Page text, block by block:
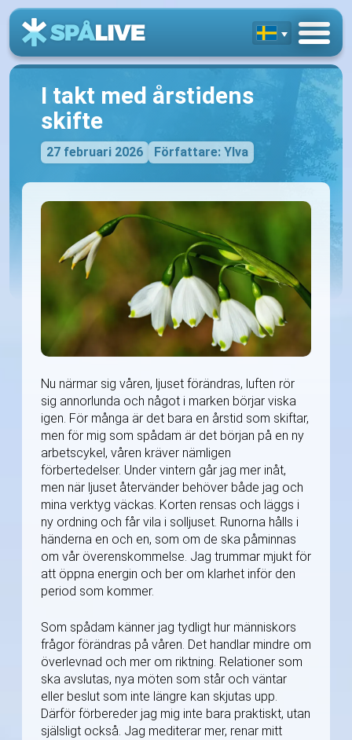
I takt med årstidens
skifte
27 februari 2026 Författare: Ylva
Nu närmar sig våren, ljuset förändras, luften rör
sig annorlunda och något i marken börjar viska
igen. För många är det bara en årstid som skiftar,
men för mig som spådam är det början på en ny
arbetscykel, våren kräver nämligen
förbertedelser. Under vintern går jag mer inåt,
men när ljuset återvänder behöver både jag och
mina verktyg väckas. Korten rensas och läggs i
ny ordning och får vila i solljuset. Runorna hålls i
händerna en och en, som om de ska påminnas
om vår överenskommelse. Jag trummar mjukt för
att öppna energin och ber om klarhet inför den
period som kommer.
Som spådam känner jag tydligt hur människors
frågor förändras på våren. Det handlar mindre om
överlevnad och mer om riktning. Relationer som
ska avslutas, nya möten som står och väntar
eller beslut som inte längre kan skjutas upp.
Därför förbereder jag mig inte bara praktiskt, utan
själsligt också. Jag mediterar mer, renar mitt